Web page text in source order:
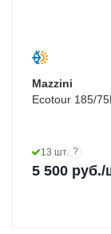
Mazzini
Ecotour 185/
13 шт. ?
5 500 руб./